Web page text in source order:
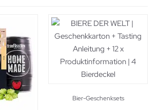
Bier-Geschenksets